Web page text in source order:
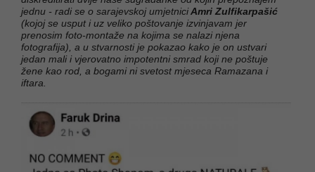
jednu - radi se o sarajevskoj umjetniciAmri Zulfikarpašić
(kojoj se usput i uz veliko poštovanje izvinjavam jer
prenosim foto-montaže na kojima se nalazi njena
fotografija), a u stvarnosti je pokazao kako je on ustvari
jedan mali i vjerovatno impotentni smrad koji ne poštuje
žene kao rod, a bogami ni svetost mjeseca Ramazana i
iftara.